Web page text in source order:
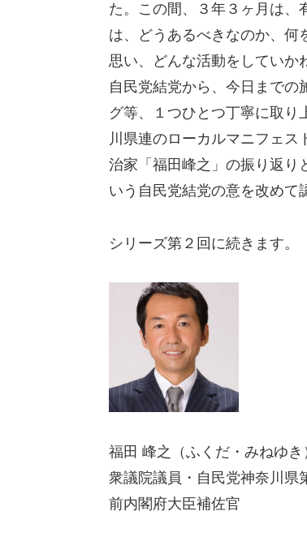
た。この間、３年３ヶ月は、
は、どうあるべきなのか、何
思い、どんな活動をしていか
自民党結党から、今日までの
グ等、１つひとつ丁寧に取り
川県連のローカルマニフェ
治家「福田峰之」の振り返り
いう自民党結党の意を改めて
シリーズ第２回に続きます。
福田 峰之（ふくだ・みねゆき
衆議院議員・自民党神奈川県
前内閣府大臣補佐官